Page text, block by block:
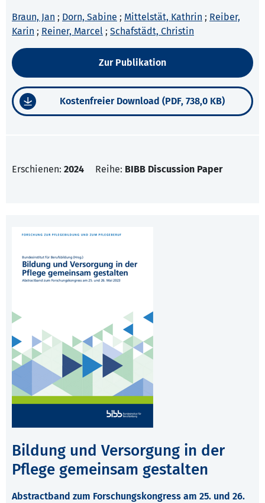
Braun, Jan ; Dorn, Sabine ; Mittelstät, Kathrin ; Reiber,
Karin ; Reiner, Marcel ; Schafstädt, Christin
Zur Publikation
Kostenfreier Download (PDF, 738,0 KB)
Erschienen: 2024 Reihe: BIBB Discussion Paper
Bildung und Versorgung in der
Pflege gemeinsam gestalten
Abstractband zum Forschungskongress am 25. und 26.